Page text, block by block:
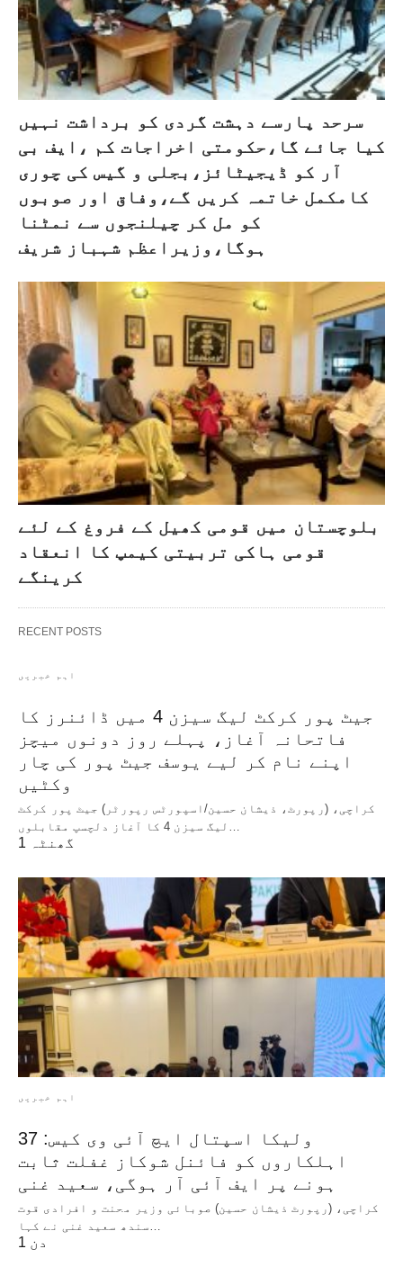
سرحد پارسے دہشت گردی کو برداشت نہیں
کیا جائے گا،حکومتی اخراجات کم ،ایف بی
آر کو ڈیجیٹائز،بجلی و گیس کی چوری
کامکمل خاتمہ کریں گے،وفاق اور صوبوں
کو مل کر چیلنجوں سے نمٹنا
ہوگا،وزیراعظم شہباز شریف
بلوچستان میں قومی کھیل کے فروغ کے لئے
قومی ہاکی تربیتی کیمپ کا انعقاد
کرینگے
RECENT POSTS
اہم خبریں
جیٹ پور کرکٹ لیگ سیزن 4 میں ڈائنرز کا
فاتحانہ آغاز، پہلے روز دونوں میچز
اپنے نام کر لیے یوسف جیٹ پور کی چار
وکٹیں
کراچی، (رپورٹ، ذیشان حسین/اسپورٹس رپورٹر) جیٹ پور کرکٹ
لیگ سیزن 4 کا آغاز دلچسپ مقابلوں…
1 گھنٹہ
اہم خبریں
ولیکا اسپتال ایچ آئی وی کیس: 37
اہلکاروں کو فائنل شوکاز غفلت ثابت
ہونے پر ایف آئی آر ہوگی، سعید غنی
کراچی، (رپورٹ ذیشان حسین) صوبائی وزیر محنت و افرادی قوت
1 دن